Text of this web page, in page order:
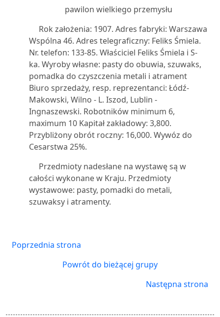
pawilon wielkiego przemysłu
Rok założenia: 1907. Adres fabryki: Warszawa
Wspólna 46. Adres telegraficzny: Feliks Śmiela.
Nr. telefon: 133-85. Właściciel Feliks Śmiela i S-
ka. Wyroby własne: pasty do obuwia, szuwaks,
pomadka do czyszczenia metali i atrament
Biuro sprzedaży, resp. reprezentanci: Łódź-
Makowski, Wilno - L. Iszod, Lublin -
Ingnaszewski. Robotników minimum 6,
maximum 10 Kapitał zakładowy: 3,800.
Przybliżony obrót roczny: 16,000. Wywóz do
Cesarstwa 25%.
Przedmioty nadesłane na wystawę są w
całości wykonane w Kraju. Przedmioty
wystawowe: pasty, pomadki do metali,
szuwaksy i atramenty.
Poprzednia strona
Powrót do bieżącej grupy
Następna strona